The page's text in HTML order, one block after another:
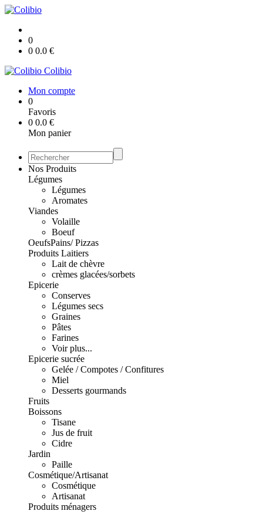
0
0 0.0 €
Colibio
Mon compte
0
Favoris
0 0.0 €
Mon panier
Nos Produits
Légumes
Légumes
Aromates
Viandes
Volaille
Boeuf
OeufsPains/ Pizzas
Produits Laitiers
Lait de chèvre
crèmes glacées/sorbets
Epicerie
Conserves
Légumes secs
Graines
Pâtes
Farines
Voir plus...
Epicerie sucrée
Gelée / Compotes / Confitures
Miel
Desserts gourmands
Fruits
Boissons
Tisane
Jus de fruit
Cidre
Jardin
Paille
Cosmétique/Artisanat
Cosmétique
Artisanat
Produits ménagers